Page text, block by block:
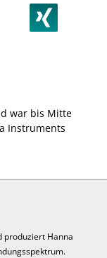
war bis Mitte
Instruments
produziert Hanna